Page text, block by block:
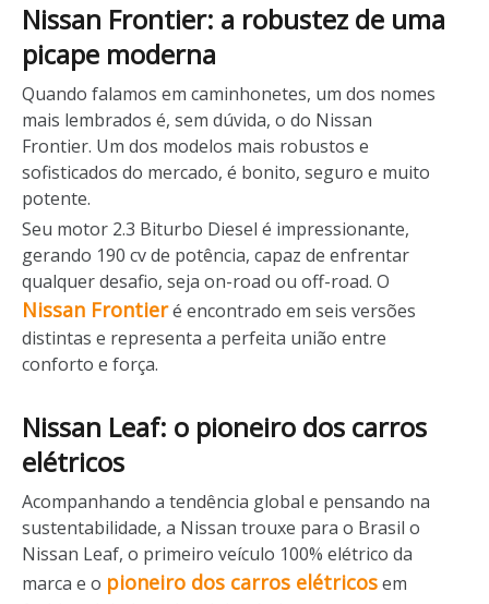
Nissan Frontier: a robustez de uma
picape moderna
Quando falamos em caminhonetes, um dos nomes
mais lembrados é, sem dúvida, o do Nissan
Frontier. Um dos modelos mais robustos e
sofisticados do mercado, é bonito, seguro e muito
potente.
Seu motor 2.3 Biturbo Diesel é impressionante,
gerando 190 cv de potência, capaz de enfrentar
qualquer desafio, seja on-road ou off-road. O
Nissan Frontieré encontrado em seis versões
distintas e representa a perfeita união entre
conforto e força.
Nissan Leaf: o pioneiro dos carros
elétricos
Acompanhando a tendência global e pensando na
sustentabilidade, a Nissan trouxe para o Brasil o
Nissan Leaf, o primeiro veículo 100% elétrico da
marca e o pioneiro dos carros elétricosem